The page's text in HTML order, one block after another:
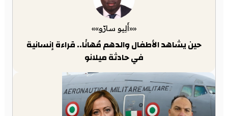
««أَلِيو سارّو»»
حين يشاهد الأطفال والدهم مُهانًا.. قراءة إنسانية
في حادثة ميلانو